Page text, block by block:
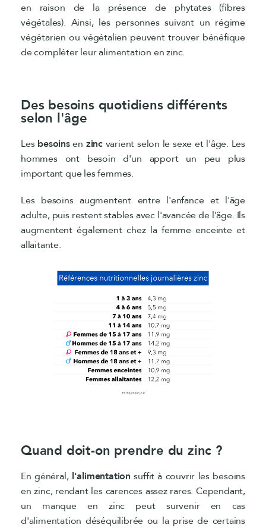
en raison de la présence de phytates (fibres
végétales). Ainsi, les personnes suivant un régime
végétarien ou végétalien peuvent trouver bénéfique
de compléter leur alimentation en zinc.
Des besoins quotidiens différents
selon l'âge
Les besoinsen zincvarient selon le sexe et l'âge. Les
hommes ont besoin d'un apport un peu plus
important que les femmes.
Les besoins augmentent entre l'enfance et l'âge
adulte, puis restent stables avec l'avancée de l'âge. Ils
augmentent également chez la femme enceinte et
allaitante.
Quand doit-on prendre du zinc ?
En général, l'alimentation suffit à couvrir les besoins
en zinc, rendant les carences assez rares. Cependant,
un manque en zinc peut survenir en cas
d'alimentation déséquilibrée ou la prise de certains